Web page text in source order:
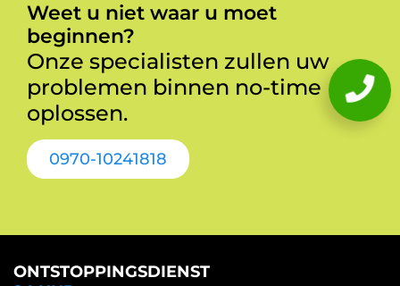
Weet u niet waar u moet
beginnen?
Onze specialisten zullen uw
problemen binnen no-time
oplossen.
0970-10241818
ONTSTOPPINGSDIENST